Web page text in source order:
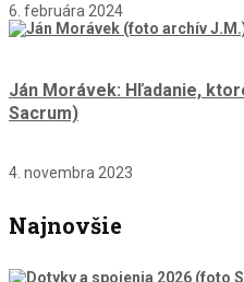
6. februára 2024
Ján Morávek: Hľadanie,
Sacrum)
4. novembra 2023
Najnovšie